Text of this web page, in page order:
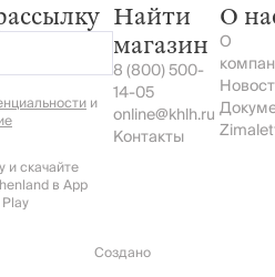
и
и скачайте
в App
Найти
магазин
8 (800) 500-
14-05
online@khlh.ru
Контакты
О
О
Создано